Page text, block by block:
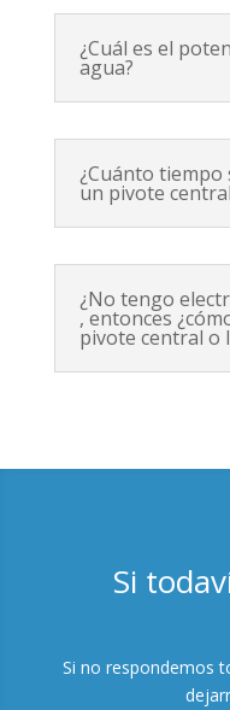
¿Cuál es el
agua?
¿Cuánto
un pivote
¿No tengo
, entonces
pivote central o
Si
Si no respondemos